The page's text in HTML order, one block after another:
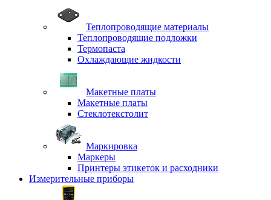
Теплопроводящие материалы
Теплопроводящие подложки
Термопаста
Охлаждающие жидкости
Макетные платы
Макетные платы
Стеклотекстолит
Маркировка
Маркеры
Принтеры этикеток и расходники
Измерительные приборы